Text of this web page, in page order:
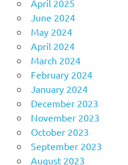
April 2025
June 2024
May 2024
April 2024
March 2024
February 2024
January 2024
December 2023
November 2023
October 2023
September 2023
August 2023